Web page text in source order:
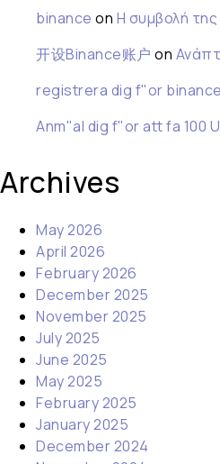
binance on Η συμβολή
开设Binance账户 on
registrera dig f"or binance
Anm"al dig f"or att fa 100
Archives
May 2026
April 2026
February 2026
December 2025
November 2025
July 2025
June 2025
May 2025
February 2025
January 2025
December 2024